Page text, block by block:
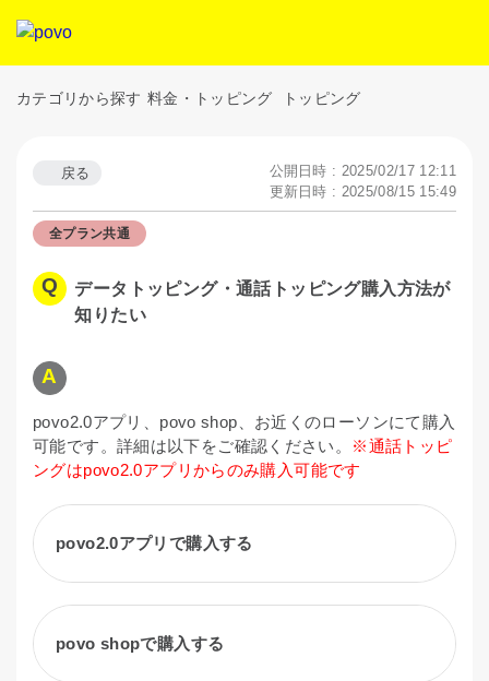
カテゴリから探す 料金・トッピング トッピング
戻る
公開日時 : 2025/02/17 12:11
更新日時 : 2025/08/15 15:49
全プラン共通
データトッピング・通話トッピング購入方法が
知りたい
povo2.0アプリ、povo shop、お近くのローソンにて購入
可能です。詳細は以下をご確認ください。
※通話トッピ
ングはpovo2.0アプリからのみ購入可能です
povo2.0アプリで購入する
povo shopで購入する